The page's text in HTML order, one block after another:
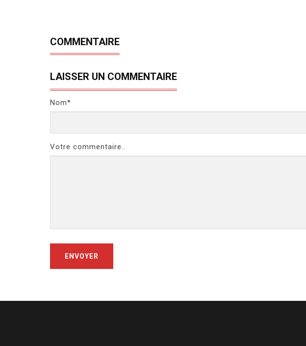
COMMENTAIRE
LAISSER UN COMMENTAIRE
Nom*
Votre commentaire..
ENVOYER